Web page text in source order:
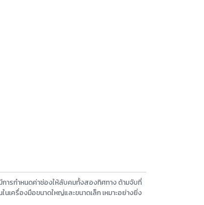
ารกำหนดค่าช่องให้ลับคมทั้งสองทิศทาง ด้ามจับที่
ครื่องมือขนาดใหญ่และขนาดเล็ก เหมาะอย่างยิ่ง